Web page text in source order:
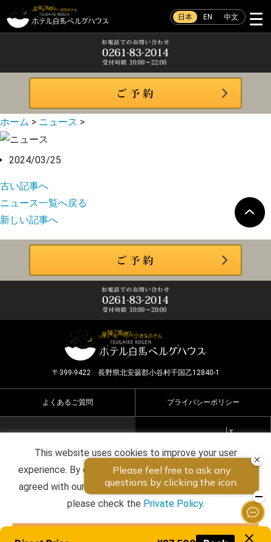
日本 EN 中文
ホーム > ニュース >
2024/03/25
古い記事へ
ニュース一覧へ戻る
新しい記事へ
〒399-9422 長野県北安曇郡小谷村千国乙12840-1
よくあるご質問 プライバシーポリシー
Select Language ▼
Copyright ©2026 HOTEL HAKUBA BERGHAUS all rights
reserved.
This website uses cookies to improve your user
experience. By continuing to use this website, you have
agreed with our cookie consent. For futher information,
please check the Private Policy.